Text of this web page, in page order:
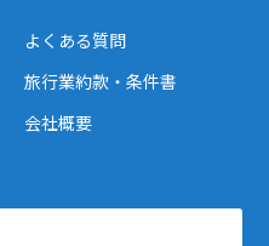
よくある質問
旅行業約款・条件書
会社概要